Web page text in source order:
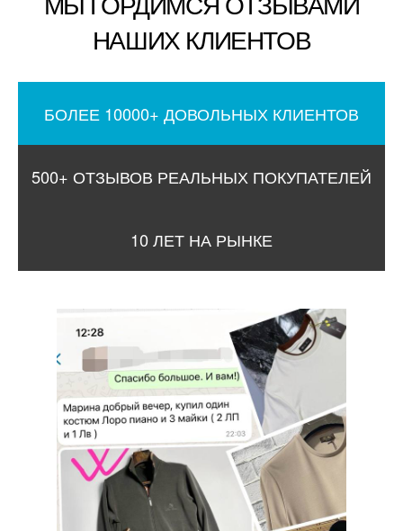
НАШИХ КЛИЕНТОВ
БОЛЕЕ 10000+ ДОВОЛЬНЫХ КЛИЕНТОВ
500+ ОТЗЫВОВ РЕАЛЬНЫХ ПОКУПАТЕЛЕЙ
10 ЛЕТ НА РЫНКЕ